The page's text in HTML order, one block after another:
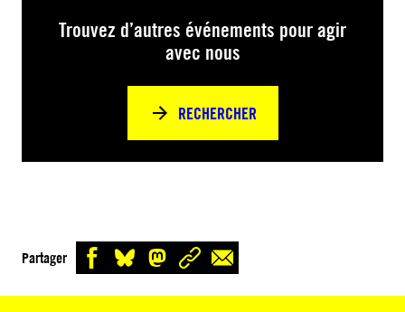
Trouvez d’autres événements pour agir
avec nous
RECHERCHER
Partager